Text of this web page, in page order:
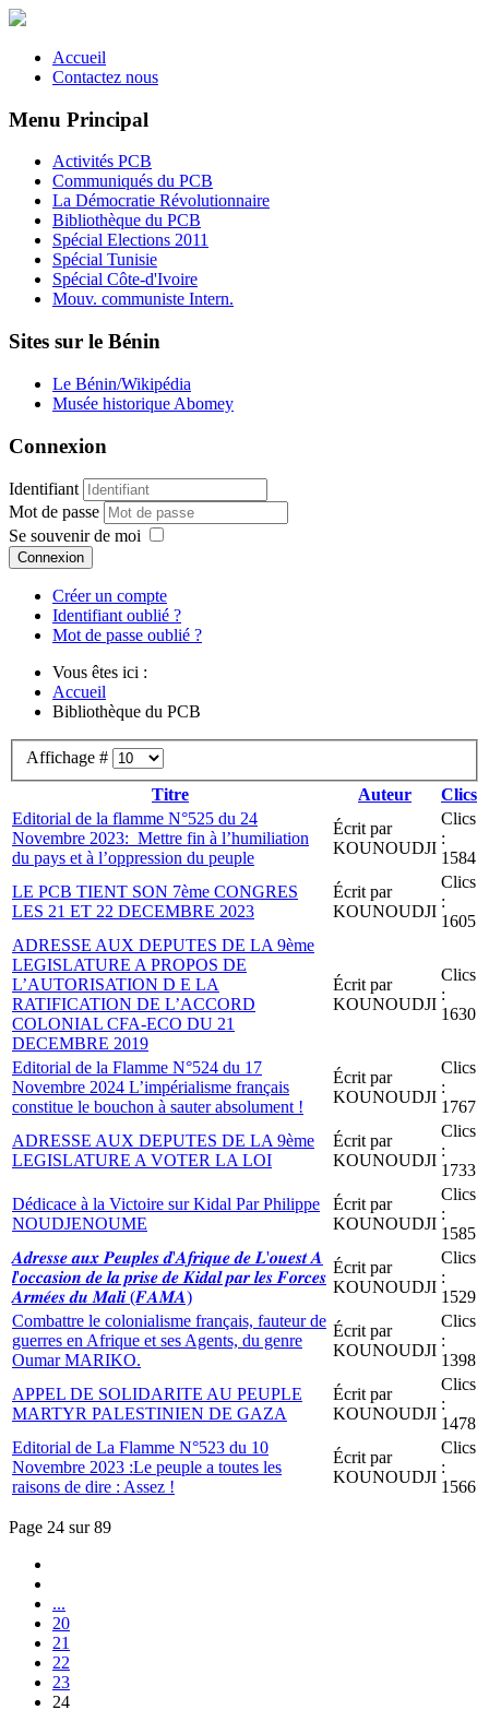
Accueil
Contactez nous
Menu Principal
Activités PCB
Communiqués du PCB
La Démocratie Révolutionnaire
Bibliothèque du PCB
Spécial Elections 2011
Spécial Tunisie
Spécial Côte-d'Ivoire
Mouv. communiste Intern.
Sites sur le Bénin
Le Bénin/Wikipédia
Musée historique Abomey
Connexion
Identifiant
Mot de passe
Se souvenir de moi
Connexion
Créer un compte
Identifiant oublié ?
Mot de passe oublié ?
Vous êtes ici :
Accueil
Bibliothèque du PCB
Affichage #
Titre
Auteur
Clics
Editorial de la flamme N°525 du 24
Novembre 2023: Mettre fin à l’humiliation
du pays et à l’oppression du peuple
Écrit par
KOUNOUDJI
Clics
:
1584
LE PCB TIENT SON 7ème CONGRES
LES 21 ET 22 DECEMBRE 2023
Écrit par
KOUNOUDJI
Clics
:
1605
ADRESSE AUX DEPUTES DE LA 9ème
LEGISLATURE A PROPOS DE
L’AUTORISATION D E LA
RATIFICATION DE L’ACCORD
COLONIAL CFA-ECO DU 21
DECEMBRE 2019
Écrit par
KOUNOUDJI
Clics
:
1630
Editorial de la Flamme N°524 du 17
Novembre 2024 L’impérialisme français
constitue le bouchon à sauter absolument !
Écrit par
KOUNOUDJI
Clics
:
1767
ADRESSE AUX DEPUTES DE LA 9ème
LEGISLATURE A VOTER LA LOI
Écrit par
KOUNOUDJI
Clics
:
1733
Dédicace à la Victoire sur Kidal Par Philippe
NOUDJENOUME
Écrit par
KOUNOUDJI
Clics
:
1585
𝑨𝒅𝒓𝒆𝒔𝒔𝒆 𝒂𝒖𝒙 𝑷𝒆𝒖𝒑𝒍𝒆𝒔 𝒅'𝑨𝒇𝒓𝒊𝒒𝒖𝒆 𝒅𝒆 𝑳'𝒐𝒖𝒆𝒔𝒕 𝑨
𝒍'𝒐𝒄𝒄𝒂𝒔𝒊𝒐𝒏 𝒅𝒆 𝒍𝒂 𝒑𝒓𝒊𝒔𝒆 𝒅𝒆 𝑲𝒊𝒅𝒂𝒍 𝒑𝒂𝒓 𝒍𝒆𝒔 𝑭𝒐𝒓𝒄𝒆𝒔
𝑨𝒓𝒎𝒆́𝒆𝒔 𝒅𝒖 𝑴𝒂𝒍𝒊 (𝑭𝑨𝑴𝑨)
Écrit par
KOUNOUDJI
Clics
:
1529
Combattre le colonialisme français, fauteur de
guerres en Afrique et ses Agents, du genre
Oumar MARIKO.
Écrit par
KOUNOUDJI
Clics
:
1398
APPEL DE SOLIDARITE AU PEUPLE
MARTYR PALESTINIEN DE GAZA
Écrit par
KOUNOUDJI
Clics
:
1478
Editorial de La Flamme N°523 du 10
Novembre 2023 :Le peuple a toutes les
raisons de dire : Assez !
Écrit par
KOUNOUDJI
Clics
:
1566
Page 24 sur 89
...
20
21
22
23
24